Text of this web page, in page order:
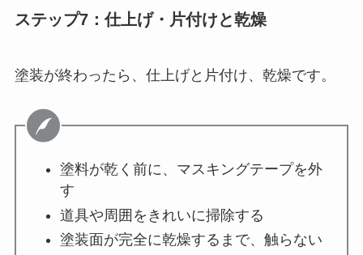
ステップ7：仕上げ・片付けと乾燥
塗装が終わったら、仕上げと片付け、乾燥です。
塗料が乾く前に、マスキングテープを外
す
道具や周囲をきれいに掃除する
塗装面が完全に乾燥するまで、触らない